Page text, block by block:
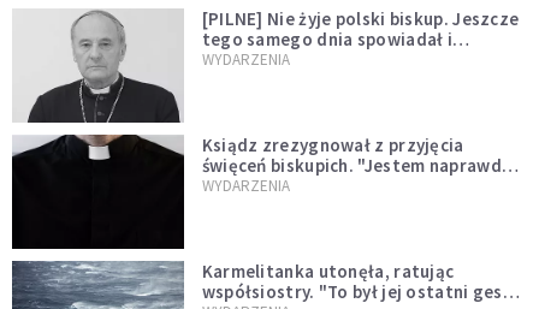
[PILNE] Nie żyje polski biskup. Jeszcze
tego samego dnia spowiadał i
sprawował Mszę świętą
WYDARZENIA
Ksiądz zrezygnował z przyjęcia
święceń biskupich. "Jestem naprawdę
niegodny"
WYDARZENIA
Karmelitanka utonęła, ratując
współsiostry. "To był jej ostatni gest